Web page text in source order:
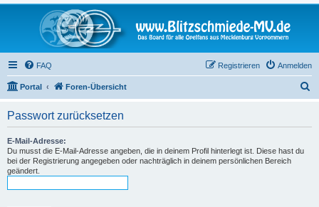
FAQ Anmelden
Registrieren
Portal Foren-Übersicht
Passwort zurücksetzen
E-Mail-Adresse:
Du musst die E-Mail-Adresse angeben, die in deinem Profil hinterlegt ist. Diese hast du
bei der Registrierung angegeben oder nachträglich in deinem persönlichen Bereich
geändert.